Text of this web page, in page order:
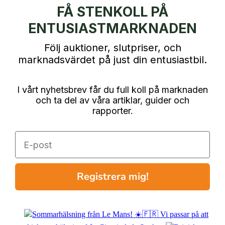
FÅ STENKOLL PÅ
ENTUSIASTMARKNADEN
Följ auktioner, slutpriser, och
marknadsvärdet på just din entusiastbil.
I vårt nyhetsbrev får du full koll på marknaden
och ta del av våra artiklar, guider och
rapporter.
E-post
Registrera mig!
Sommarhälsning från Le Mans! ☀️🇫🇷 Vi passar på att